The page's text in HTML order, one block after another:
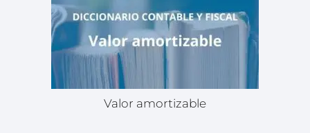
Valor amortizable